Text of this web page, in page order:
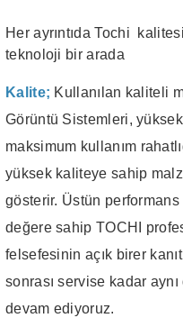
Her ayrıntıda Tochi
teknoloji bir arada
Kalite; Kullanılan kaliteli
Görüntü Sistemleri,
maksimum kullanım
yüksek kaliteye sahip
gösterir. Üstün
değere sahip TOCHI
felsefesinin açık birer
sonrası servise kadar
devam ediyoruz.